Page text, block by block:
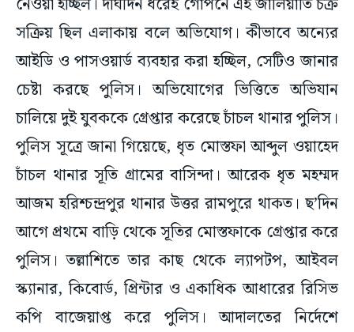
সক্রিয় ছিল এলাকায় বলে অভিযোগ। কীভাবে অন্যের
আইডি ও পাসওয়ার্ড ব্যবহার করা হচ্ছিল, সেটিও জানার
চেষ্টা করছে পুলিস। অভিযোগের ভিত্তিতে অভিযান
চালিয়ে দুই যুবককে গ্রেপ্তার করেছে চাঁচল থানার পুলিস।
পুলিস সূত্রে জানা গিয়েছে, ধৃত মোস্তফা আব্দুল ওয়াহেদ
চাঁচল থানার সূতি গ্রামের বাসিন্দা। আরেক ধৃত মহম্মদ
আজম হরিশ্চন্দ্রপুর থানার উত্তর রামপুরে থাকত। ছ’দিন
আগে প্রথমে বাড়ি থেকে সূতির মোস্তফাকে গ্রেপ্তার করে
পুলিস। তল্লাশিতে তার কাছ থেকে ল্যাপটপ, আইবল
স্ক্যানার, কিবোর্ড, প্রিন্টার ও একাধিক আধারের রিসিভ
কপি বাজেয়াপ্ত করে পুলিস। আদালতের নির্দেশে